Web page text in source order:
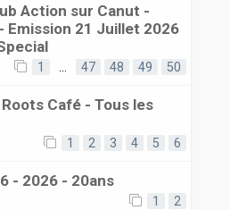
Action sur Canut -
Emission 21 Juillet 2026
1 47 48 49 50
Café - Tous les
1 2 3 4 5 6
- 2026 - 20ans
1 2